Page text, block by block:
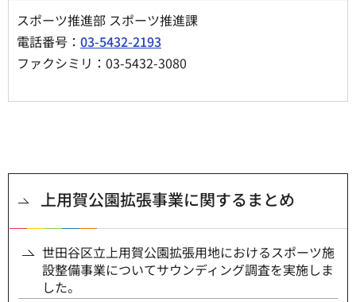
スポーツ推進部 スポーツ推進課
電話番号： 03-5432-2193
ファクシミリ：03-5432-3080
上用賀公園拡張事業に関するまとめ
世田谷区立上用賀公園拡張用地におけるスポーツ施
設整備事業についてサウンディング調査を実施しま
した。